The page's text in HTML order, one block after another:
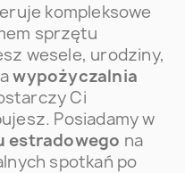
kompleksowe
sprzętu
wesele, urodziny,
wypożyczalnia
Ci
Posiadamy w
estradowego na
spotkań po